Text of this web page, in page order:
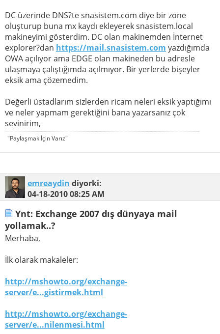
DC üzerinde DNS?te snasistem.com diye bir zone
oluşturup buna mx kaydı ekleyerek snasistem.local
makineyimi gösterdim. DC olan makinemden İnternet
explorer?dan https://mail.snasistem.com yazdığımda
OWA açılıyor ama EDGE olan makineden bu adresle
ulaşmaya çalıştığımda açılmıyor. Bir yerlerde bişeyler
eksik ama çözemedim.
Değerli üstadlarım sizlerden ricam neleri eksik yaptığımı
ve neler yapmam gerektiğini bana yazarsanız çok
sevinirim,
"Paylaşmak İçin Varız"
emreaydin diyorki:
04-18-201008:25 AM
Ynt: Exchange 2007 dış dünyaya mail
yollamak..?
Merhaba,
İlk olarak makaleler:
http://mshowto.org/exchange-
server/e...gistirmek.html
http://mshowto.org/exchange-
server/e...nilenmesi.html